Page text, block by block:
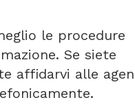
le procedure
Se siete
affidarvi alle